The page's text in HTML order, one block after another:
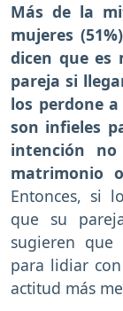
Más de la
mujeres
dicen que es
pareja si
los perdone
son infieles
intención
matrimonio
Entonces, si
que su
sugieren
para lidiar
actitud más